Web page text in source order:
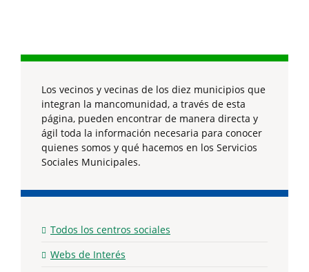
Los vecinos y vecinas de los diez municipios que
integran la mancomunidad, a través de esta
página, pueden encontrar de manera directa y
ágil toda la información necesaria para conocer
quienes somos y qué hacemos en los Servicios
Sociales Municipales.
Todos los centros sociales
Webs de Interés